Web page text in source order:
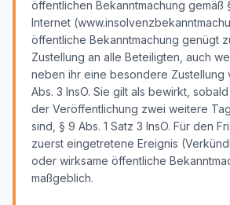
öffentlichen Bekanntmachung gemäß
Internet
öffentliche Bekanntmachung genügt
Zustellung an alle Beteiligten, auch
neben ihr eine besondere Zustellung
Abs. 3 InsO. Sie gilt als bewirkt,
der Veröffentlichung zwei weitere
sind, § 9 Abs. 1 Satz 3 InsO. Für den
zuerst eingetretene Ereignis
oder wirksame öffentliche
maßgeblich.